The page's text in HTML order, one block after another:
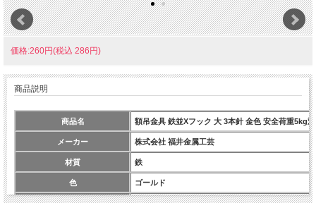
価格:260円(税込 286円)
商品説明
商品名 額吊金具 鉄並Xフック 大 3本針 金色 安全荷重5kg
メーカー 株式会社 福井金属工芸
材質 鉄
色 ゴールド